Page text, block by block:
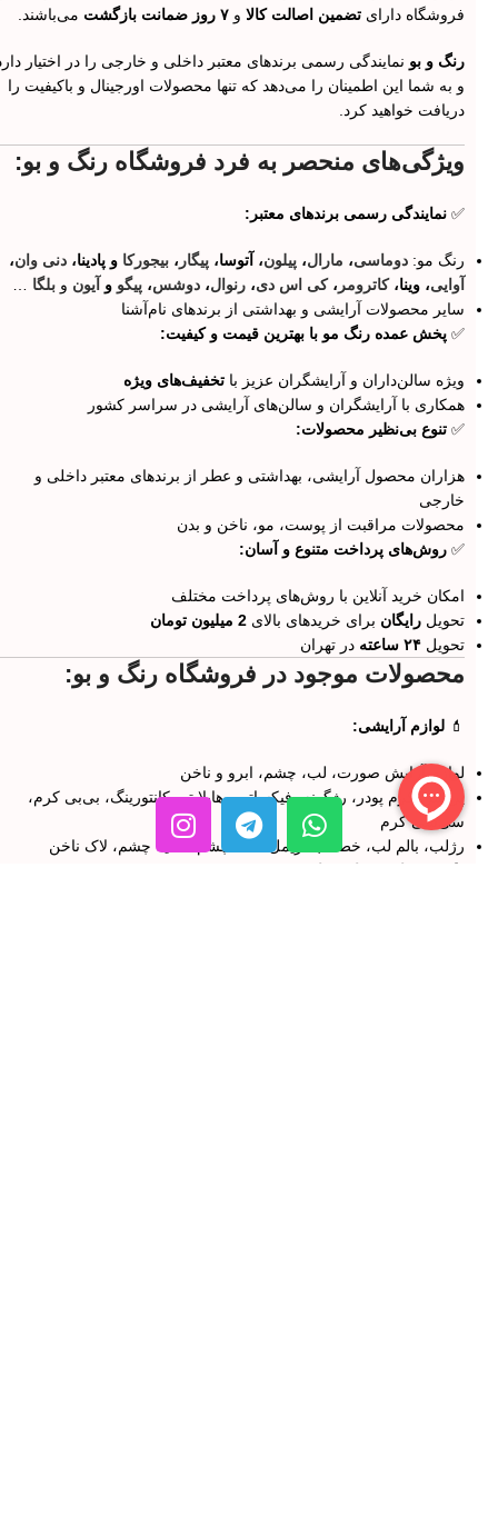
فروشگاه دارای تضمین اصالت کالا و ۷ روز ضمانت بازگشت می‌باشند.
رنگ و بو نمایندگی رسمی برندهای معتبر داخلی و خارجی را در اختیار
و به شما این اطمینان را می‌دهد که تنها محصولات اورجینال و باکیفیت را
دریافت خواهید کرد.
ویژگی‌های منحصر به فرد فروشگاه رنگ و بو:
✅ نمایندگی رسمی برندهای معتبر:
رنگ مو: دوماسی، مارال، پیلون، آتوسا، پیگار ، بیجورکا و پادینا، دنی وان،
آوایی، وینا،کاترومر ، کی اس دی، رنوال، دوشس، پیگو و آیون و بلگا
سایر محصولات آرایشی و بهداشتی از برندهای نام‌آشنا
✅ پخش عمده رنگ مو با بهترین قیمت و کیفیت:
ویژه سالن‌داران و آرایشگران عزیز با تخفیف‌های ویژه
همکاری با آرایشگران و سالن‌های آرایشی در سراسر کشور
✅ تنوع بی‌نظیر محصولات:
هزاران محصول آرایشی، بهداشتی و عطر از برندهای معتبر داخلی و
خارجی
محصولات مراقبت از پوست، مو، ناخن و بدن
✅ روش‌های پرداخت متنوع و آسان:
امکان خرید آنلاین با روش‌های پرداخت مختلف
تحویل رایگان برای خریدهای بالای 2 میلیون تومان
تحویل ۲۴ ساعته در تهران
محصولات موجود در فروشگاه رنگ و بو:
💄 لوازم آرایشی:
لوازم آرایش صورت، لب، چشم، ابرو و ناخن
پرایمر، کرم پودر، رژگونه، فیکساتور، هایلایتر، کانتورینگ، بی‌بی کرم،
سی‌سی کرم
رژلب، بالم لب، خط لب، ریمل، خط چشم، سایه چشم، لاک ناخن